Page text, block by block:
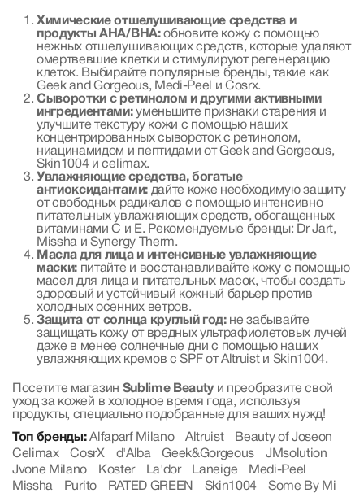
Химические отшелушивающие средства и
продукты AHA/BHA:обновите кожу с помощью
нежных отшелушивающих средств, которые удаляют
омертвевшие клетки и стимулируют регенерацию
клеток. Выбирайте популярные бренды, такие как
Geek and Gorgeous, Medi-Peel и Cosrx.
Сыворотки с ретинолом и другими активными
ингредиентами:уменьшите признаки старения и
улучшите текстуру кожи с помощью наших
концентрированных сывороток с ретинолом,
ниацинамидом и пептидами от Geek and Gorgeous,
Skin1004 и celimax.
Увлажняющие средства, богатые
антиоксидантами: дайте коже необходимую защиту
от свободных радикалов с помощью интенсивно
питательных увлажняющих средств, обогащенных
витаминами С и Е. Рекомендуемые бренды: Dr Jart,
Missha и Synergy Therm.
Масла для лица и интенсивные увлажняющие
маски: питайте и восстанавливайте кожу с помощью
масел для лица и питательных масок, чтобы создать
здоровый и устойчивый кожный барьер против
холодных осенних ветров.
Защита от солнца круглый год:не забывайте
защищать кожу от вредных ультрафиолетовых лучей
даже в менее солнечные дни с помощью наших
увлажняющих кремов с SPF от Altruist и Skin1004.
Посетите магазин Sublime Beauty и преобразите свой
уход за кожей в холодное время года, используя
продукты, специально подобранные для ваших нужд!
Топ бренды: Alfaparf Milano Altruist
Beauty of Joseon
Celimax
CosrX d'Alba Geek&Gorgeous
JMsolution
Jvone Milano
Koster La'dor Laneige
Medi-Peel
Missha
Purito RATED GREEN Skin1004
Some By Mi